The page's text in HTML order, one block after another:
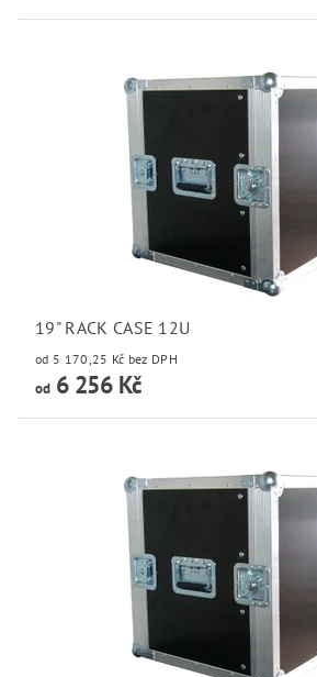
19" RACK CASE 12U
od 5 170,25 Kč bez DPH
od6 256 Kč